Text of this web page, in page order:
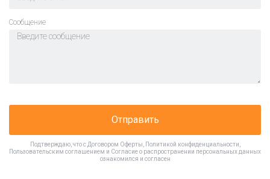
Cообщение
Отправить
Подтверждаю, что с Договором Оферты Политикой конфиденциальности
Пользовательским соглашением и Согласие о распространении персональных данных
ознакомился и согласен